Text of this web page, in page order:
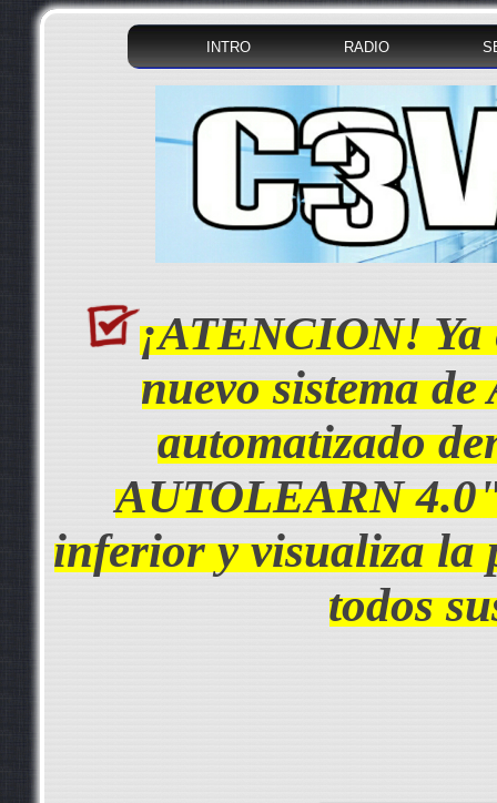
INTRO RADIO
¡ATENCION!
nuevo sistema
automatizado
AUTOLEARN
inferior y visualiza la
todos